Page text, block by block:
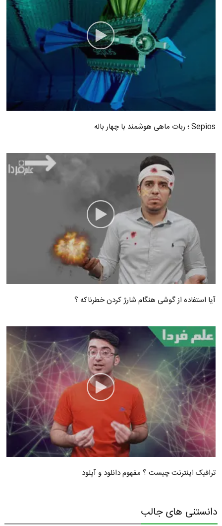
Sepios ؛ ربات ماهی هوشمند با چهار باله
آیا استفاده از گوشی هنگام شارژ کردن خطرناکه ؟
ترافیک اینترنت چیست ؟ مفهوم دانلود و آپلود
دانستنی های جالب